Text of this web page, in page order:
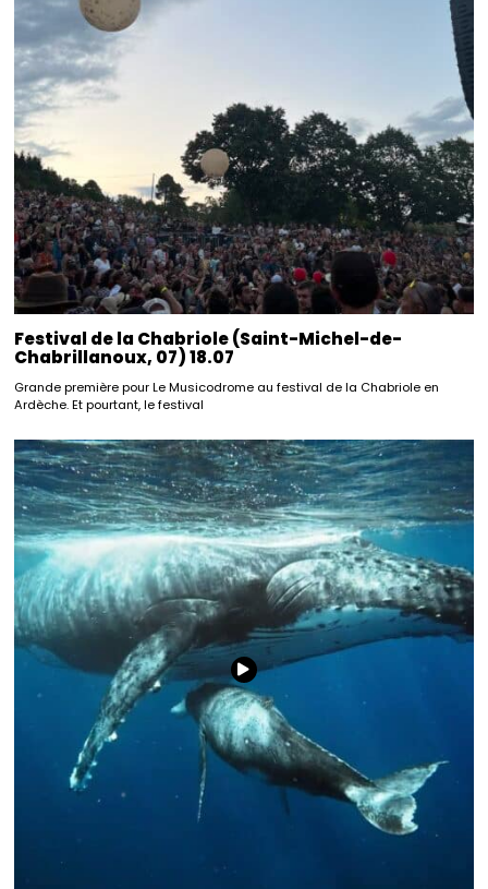
Festival de la Chabriole (Saint-Michel-de-
Chabrillanoux, 07) 18.07
Grande première pour Le Musicodrome au festival de la Chabriole en
Ardèche. Et pourtant, le festival